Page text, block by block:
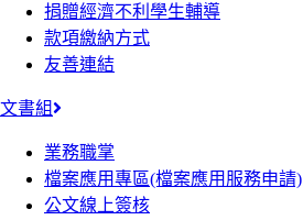
捐贈經濟不利學生輔導
款項繳納方式
友善連結
文書組
業務職掌
檔案應用專區(檔案應用服務申請)
公文線上簽核